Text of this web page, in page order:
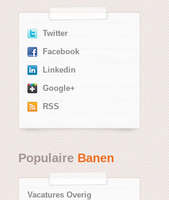
Twitter
Facebook
Linkedin
Google+
RSS
PopulaireBanen
Vacatures Overig